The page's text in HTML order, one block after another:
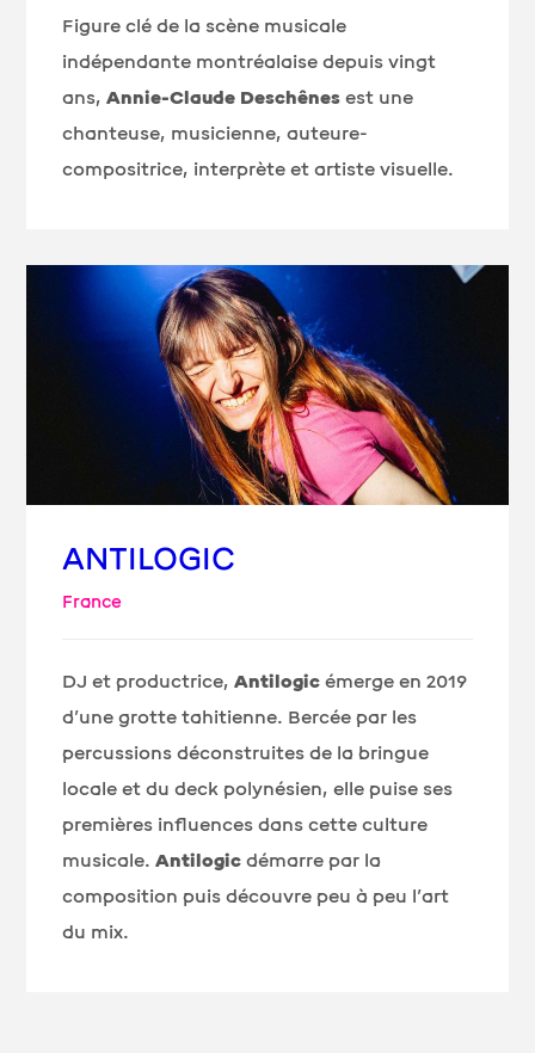
Figure clé de la scène musicale
indépendante montréalaise depuis vingt
ans,Annie-Claude Deschênes est une
chanteuse, musicienne, auteure-
compositrice, interprète et artiste visuelle.
ANTILOGIC
France
DJ et productrice,Antilogic émerge en 2019
d’une grotte tahitienne. Bercée par les
percussions déconstruites de la bringue
locale et du deck polynésien, elle puise ses
premières influences dans cette culture
musicale.Antilogic démarre par la
composition puis découvre peu à peu l’art
du mix.